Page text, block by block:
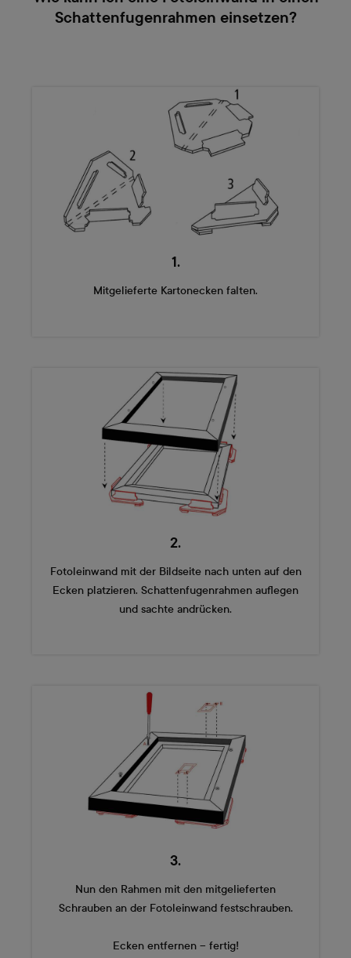
Schattenfugenrahmen einsetzen?
1.
Mitgelieferte Kartonecken falten.
2.
Fotoleinwand mit der Bildseite nach unten auf den
Ecken platzieren. Schattenfugenrahmen auflegen
und sachte andrücken.
3.
Nun den Rahmen mit den mitgelieferten
Schrauben an der Fotoleinwand festschrauben.
Ecken entfernen – fertig!